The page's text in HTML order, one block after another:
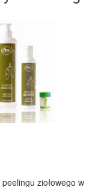
ziołowego w